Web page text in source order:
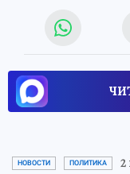
НОВОСТИ ПОЛИТИКА 2